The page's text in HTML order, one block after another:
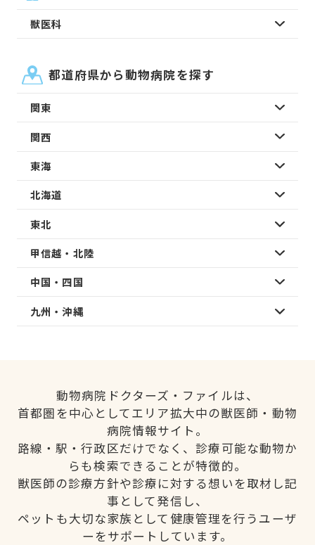
獣医科
都道府県から動物病院を探す
関東
関西
東海
北海道
東北
甲信越・北陸
中国・四国
九州・沖縄
動物病院ドクターズ・ファイルは、
首都圏を中心としてエリア拡大中の獣医師・動物
病院情報サイト。
路線・駅・行政区だけでなく、診療可能な動物か
らも検索できることが特徴的。
獣医師の診療方針や診療に対する想いを取材し記
事として発信し、
ペットも大切な家族として健康管理を行うユーザ
ーをサポートしています。